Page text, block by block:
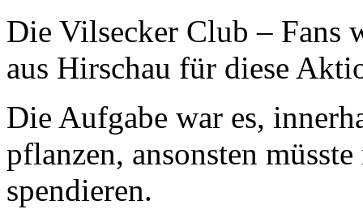
Die Vilsecker Club – Fans
aus Hirschau für diese
Die Aufgabe war es,
pflanzen, ansonsten
spendieren.